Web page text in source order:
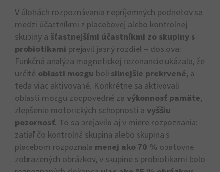
V úlohách rozpoznávania nepríjemných podnetov sa
medzi účastníkmi z placebovej alebo kontrolnej
skupiny a šťastnejšími účastníkmi zo skupiny s
probiotikami prejavil jasný rozdiel – doslova:
Funkčná analýza magnetickej rezonancie ukázala, že
určité oblasti mozgu boli silnejšie prekrvené, a
teda viac aktivované. Konkrétne sa aktivovali
oblasti mozgu zodpovedné za výkonnosť pamäte,
zlepšenie motorických schopností a vyššiu
pozornosť. To sa prejavilo aj v miere rozpoznania:
zatiaľ čo kontrolná skupina alebo skupina s
placebom rozpoznala menej ako 70 % opätovne
zobrazených obrázkov, v skupine s probiotikami bolo